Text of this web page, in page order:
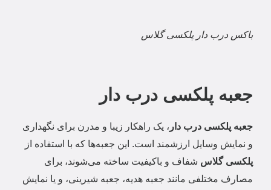
باکس درب دار پلکسی گلاس
جعبه پلکسی درب دار
جعبه پلکسی درب دار ، یک راهکار زیبا و مدرن برای نگهداری
و نمایش وسایل ارزشمند است. این جعبه‌ها که با استفاده از
پلکسی گلاس شفاف و باکیفیت ساخته می‌شوند، برای
مصارف مختلفی مانند جعبه هدیه، جعبه شیرینی، و یا نمایش